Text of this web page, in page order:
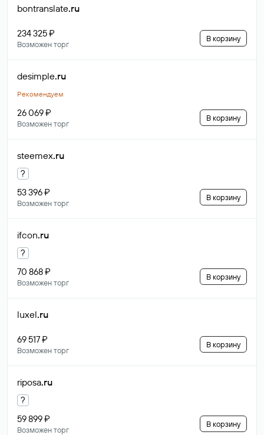
bontranslate.ru
234 325 ₽
Возможен торг
В корзину
desimple.ru
Рекомендуем
26 069 ₽
Возможен торг
В корзину
steemex.ru
?
53 396 ₽
Возможен торг
В корзину
ifcon.ru
?
70 868 ₽
Возможен торг
В корзину
luxel.ru
69 517 ₽
Возможен торг
В корзину
riposa.ru
?
59 899 ₽
Возможен торг
В корзину